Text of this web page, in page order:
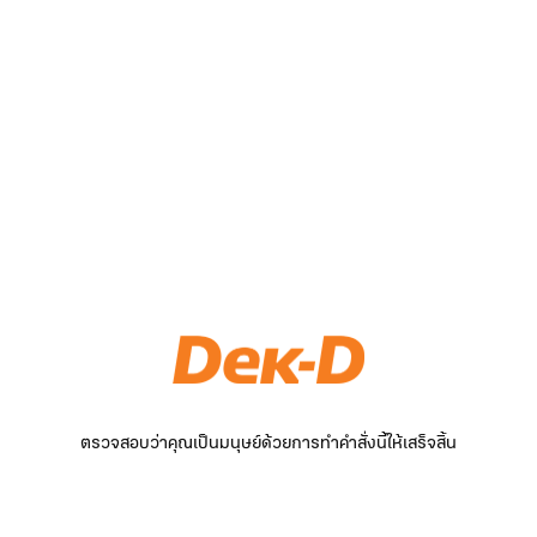
ตรวจสอบว่าคุณเป็นมนุษย์ด้วยการทำคำสั่งนี้ให้เสร็จสิ้น